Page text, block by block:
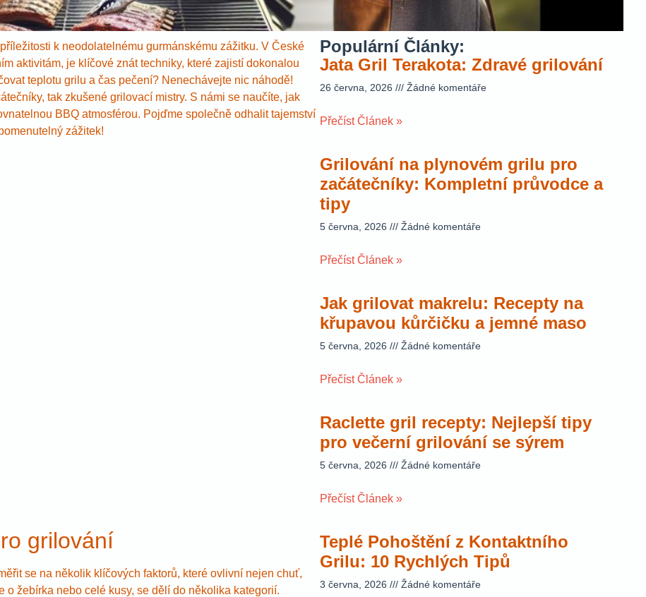
k neodolatelnému gurmánskému zážitku. V České
aktivitám, je klíčové znát techniky, které zajistí dokonalou
teplotu grilu a čas pečení? Nenechávejte nic náhodě!
tak zkušené grilovací mistry. S námi se naučíte, jak
BBQ atmosférou. Pojďme společně odhalit tajemství
zážitek!
grilování
se na několik klíčových faktorů, které ovlivní nejen chuť,
žebírka nebo celé kusy, se dělí do několika kategorií.
Populární Články:
Jata Gril Terakota: Zdravé grilování
26 června, 2026 Žádné komentáře
Přečíst Článek »
Grilování na plynovém grilu pro
začátečníky: Kompletní průvodce a
tipy
5 června, 2026 Žádné komentáře
Přečíst Článek »
Jak grilovat makrelu: Recepty na
křupavou kůrčičku a jemné maso
5 června, 2026 Žádné komentáře
Přečíst Článek »
Raclette gril recepty: Nejlepší tipy
pro večerní grilování se sýrem
5 června, 2026 Žádné komentáře
Přečíst Článek »
Teplé Pohoštění z Kontaktního
Grilu: 10 Rychlých Tipů
3 června, 2026 Žádné komentáře